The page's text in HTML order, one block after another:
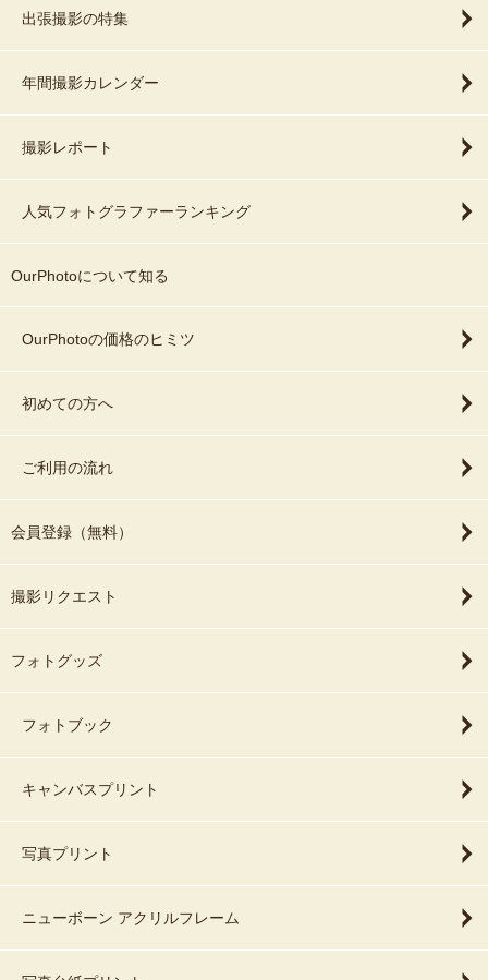
出張撮影の特集
年間撮影カレンダー
撮影レポート
人気フォトグラファーランキング
OurPhotoについて知る
OurPhotoの価格のヒミツ
初めての方へ
ご利用の流れ
会員登録（無料）
撮影リクエスト
フォトグッズ
フォトブック
キャンバスプリント
写真プリント
ニューボーン アクリルフレーム